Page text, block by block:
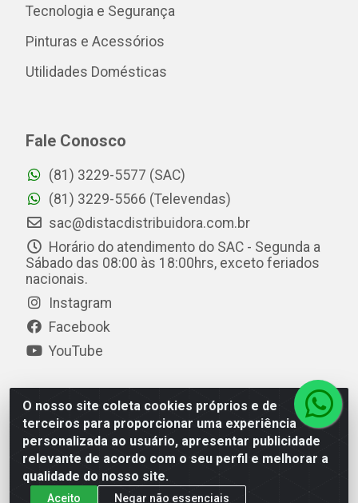
O nosso site coleta cookies próprios e de
terceiros para proporcionar uma experiência
personalizada ao usuário, apresentar publicidade
relevante de acordo com o seu perfil e melhorar a
qualidade do nosso site.
Aceito Negar não essenciais
Tecnologia e Segurança
Pinturas e Acessórios
Utilidades Domésticas
Fale Conosco
(81) 3229-5577 (SAC)
(81) 3229-5566 (Televendas)
sac@distacdistribuidora.com.br
Horário do atendimento do SAC - Segunda a
Sábado das 08:00 às 18:00hrs, exceto feriados
nacionais.
Instagram
Facebook
YouTube
Distac Distribuidora - Av. Durval de Góes Monteiro, 7049
- Jardim Petrópolis - Maceió/AL - CEP 57061-000 - CNPJ
08.072.649/0001-20